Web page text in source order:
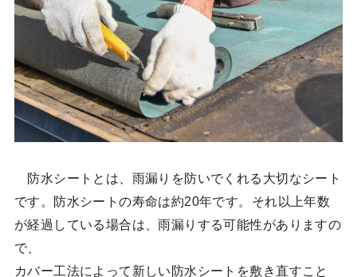
防水シートとは、雨漏りを防いでくれる大切なシート
です。防水シートの寿命は約20年です。それ以上年数
が経過している場合は、雨漏りする可能性がありますの
で、
カバー工法によって新しい防水シートを敷き直すこと